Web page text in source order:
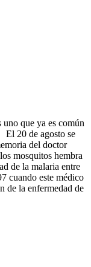
que ya es común
20 de agosto se
del doctor
mosquitos hembra
de la malaria entre
cuando este médico
de la enfermedad de